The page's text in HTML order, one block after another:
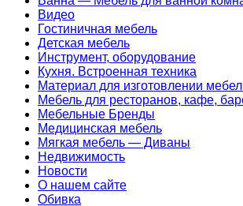
Видео
Гостиничная мебель
Детская мебель
Инструмент, оборудование
Кухня. Встроенная техника
Материал для изготовлении
Мебель для ресторанов, кафе,
Мебельные Бренды
Медицинская мебель
Мягкая мебель — Диваны
Недвижимость
Новости
О нашем сайте
Обивка